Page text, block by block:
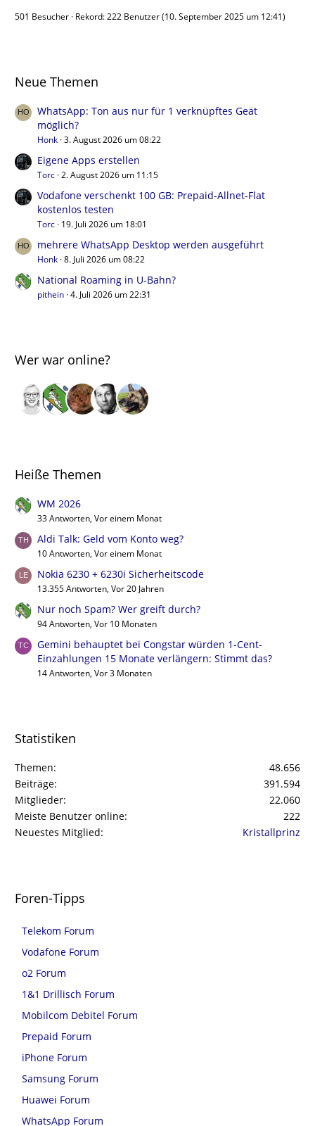
501 Besucher Rekord: 222 Benutzer (10. September 2025 um 12:41)
Neue Themen
WhatsApp: Ton aus nur für 1 verknüpftes Geät
möglich?
Honk 3. August 2026 um 08:22
Eigene Apps erstellen
Torc 2. August 2026 um 11:15
Vodafone verschenkt 100 GB: Prepaid-Allnet-Flat
kostenlos testen
Torc 19. Juli 2026 um 18:01
mehrere WhatsApp Desktop werden ausgeführt
Honk 8. Juli 2026 um 08:22
National Roaming in U-Bahn?
pithein 4. Juli 2026 um 22:31
Wer war online?
Heiße Themen
WM 2026
33 Antworten, Vor einem Monat
Aldi Talk: Geld vom Konto weg?
10 Antworten, Vor einem Monat
Nokia 6230 + 6230i Sicherheitscode
13.355 Antworten, Vor 20 Jahren
Nur noch Spam? Wer greift durch?
94 Antworten, Vor 10 Monaten
Gemini behauptet bei Congstar würden 1-Cent-
Einzahlungen 15 Monate verlängern: Stimmt das?
14 Antworten, Vor 3 Monaten
Statistiken
Themen
48.656
Beiträge
391.594
Mitglieder
22.060
Meiste Benutzer online
222
Neuestes Mitglied
Kristallprinz
Foren-Tipps
Telekom Forum
Vodafone Forum
o2 Forum
1&1 Drillisch Forum
Mobilcom Debitel Forum
Prepaid Forum
iPhone Forum
Samsung Forum
Huawei Forum
WhatsApp Forum